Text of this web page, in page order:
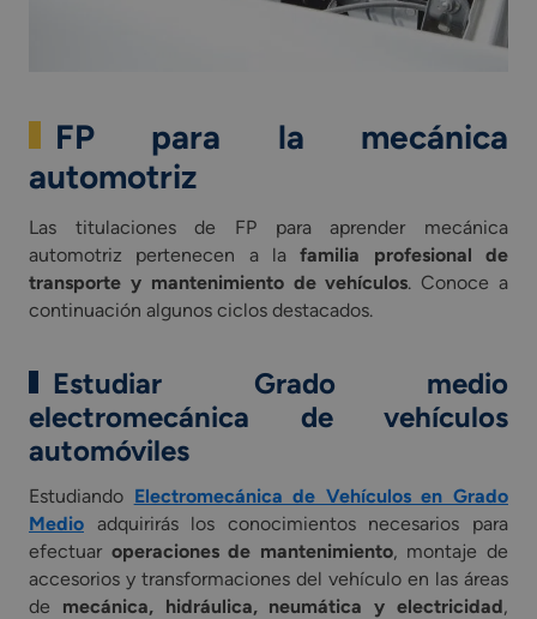
FP para la mecánica
automotriz
Las titulaciones de FP para aprender mecánica
automotriz pertenecen a lafamilia profesional de
transporte y mantenimiento de vehículos. Conoce a
continuación algunos ciclos destacados.
Estudiar Grado medio
electromecánica de vehículos
automóviles
Estudiando Electromecánica de Vehículos en Grado
Medio adquirirás los conocimientos necesarios para
efectuar operaciones de mantenimiento, montaje de
accesorios y transformaciones del vehículo en las áreas
de mecánica, hidráulica, neumática y electricidad,